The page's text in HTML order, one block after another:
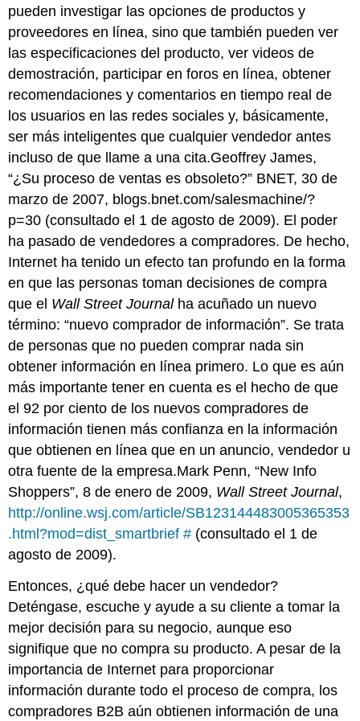
pueden investigar las opciones de productos y
proveedores en línea, sino que también pueden ver
las especificaciones del producto, ver videos de
demostración, participar en foros en línea, obtener
recomendaciones y comentarios en tiempo real de
los usuarios en las redes sociales y, básicamente,
ser más inteligentes que cualquier vendedor antes
incluso de que llame a una cita.Geoffrey James,
“¿Su proceso de ventas es obsoleto?” BNET, 30 de
marzo de 2007, blogs.bnet.com/salesmachine/?
p=30 (consultado el 1 de agosto de 2009). El poder
ha pasado de vendedores a compradores. De hecho,
Internet ha tenido un efecto tan profundo en la forma
en que las personas toman decisiones de compra
que el Wall Street Journalha acuñado un nuevo
término: “nuevo comprador de información”. Se trata
de personas que no pueden comprar nada sin
obtener información en línea primero. Lo que es aún
más importante tener en cuenta es el hecho de que
el 92 por ciento de los nuevos compradores de
información tienen más confianza en la información
que obtienen en línea que en un anuncio, vendedor u
otra fuente de la empresa.Mark Penn, “New Info
Shoppers”, 8 de enero de 2009, Wall Street Journal,
http://online.wsj.com/article/SB123144483005365353
.html?mod=dist_smartbrief # (consultado el 1 de
agosto de 2009).
Entonces, ¿qué debe hacer un vendedor?
Deténgase, escuche y ayude a su cliente a tomar la
mejor decisión para su negocio, aunque eso
signifique que no compra su producto. A pesar de la
importancia de Internet para proporcionar
información durante todo el proceso de compra, los
compradores B2B aún obtienen información de una